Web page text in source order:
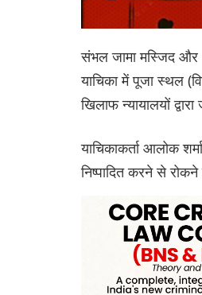
संभल जामा मस्जिद और
याचिका में पूजा स्थल
खिलाफ न्यायालयों
याचिकाकर्ता आलोक
निष्पादित करने से